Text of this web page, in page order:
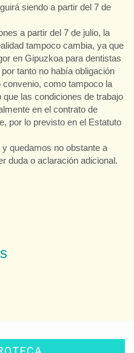
siendo a partir del 7 de
a partir del 7 de julio, la
tampoco cambia, ya que
en Gipuzkoa para dentistas
tanto no había obligación
convenio, como tampoco la
que las condiciones de trabajo
en el contrato de
por lo previsto en el Estatuto
quedamos no obstante a
duda o aclaración adicional.